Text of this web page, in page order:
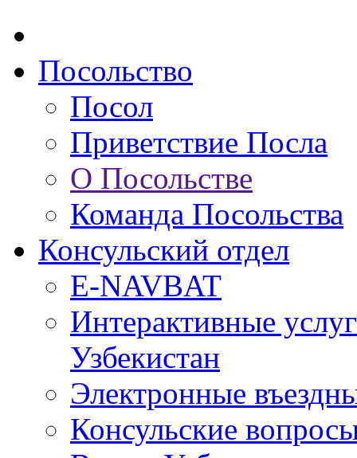
Посольство
Посол
Приветствие Посла
О Посольстве
Команда Посольства
Консульский отдел
E-NAVBAT
Интерактивные
Узбекистан
Электронные
Консульские